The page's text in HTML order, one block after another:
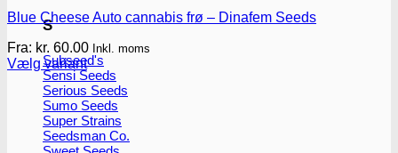
S
Subseed's
Sensi Seeds
Serious Seeds
Sumo Seeds
Super Strains
Seedsman Co.
Blue Cheese Auto cannabis frø – Dinafem Seeds
Fra: kr. 60.00 Inkl. moms
Vælg variant
varianter.